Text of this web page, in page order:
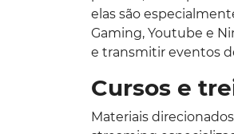
elas são
Gaming, Youtube e
e transmitir eventos
Cursos e
Materiais